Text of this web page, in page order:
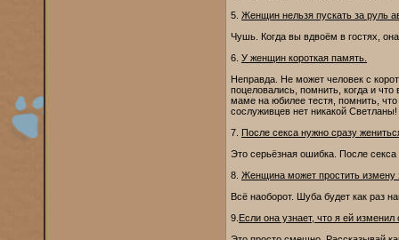
5. Женщин нельзя пускать за руль
Чушь. Когда вы вдвоём в гостях,
6. У женщин короткая память.
Неправда. Не может человек с
поцеловались, помнить, когда и
маме на юбилее тестя, помнить,
сослуживцев нет никакой Светланы!
7. После секса нужно сразу
Это серьёзная ошибка. После секса
8. Женщина может простить измену
Всё наоборот. Шуба будет как раз
9. Если она узнает, что я ей